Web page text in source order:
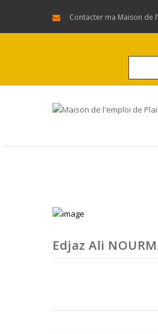
Contacter ma Maison de
Edjaz Ali